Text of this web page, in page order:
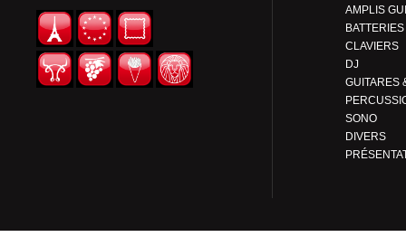
AMPLIS
BATTERIES
CLAVIERS
DJ
SONO
DIVERS